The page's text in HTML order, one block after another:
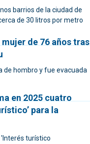
barrios de la ciudad de
de 30 litros por metro
de 76 años tras
de hombro y fue evacuada
en 2025 cuatro
para la
'Interés turístico